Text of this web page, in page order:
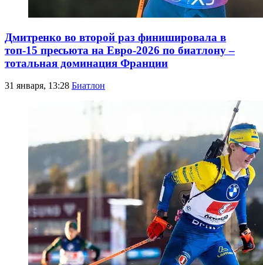
Дмитренко во второй раз финишировала в
топ-15 пресьюта на Евро-2026 по биатлону –
тотальная доминация Франции
31 января, 13:28 Биатлон